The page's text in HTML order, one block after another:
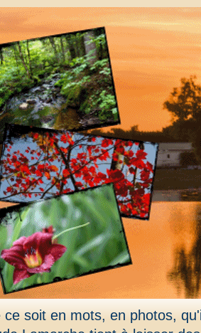
ce soit en mots, en photos,